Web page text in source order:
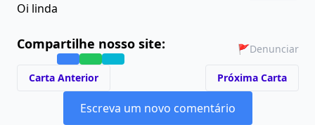
Oi linda
Compartilhe nosso site: 🚩Denunciar
Carta Anterior Próxima Carta
Escreva um novo comentário